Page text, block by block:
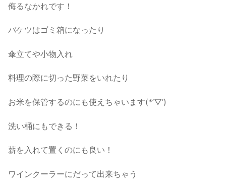
侮るなかれです！
バケツはゴミ箱になったり
傘立てや小物入れ
料理の際に切った野菜をいれたり
お米を保管するのにも使えちゃいます(*’▽’)
洗い桶にもできる！
薪を入れて置くのにも良い！
ワインクーラーにだって出来ちゃう